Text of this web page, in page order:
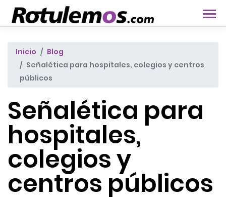
Inicio
Blog
Señalética para hospitales, colegios y centros
públicos
Señalética para
hospitales,
colegios y
centros públicos